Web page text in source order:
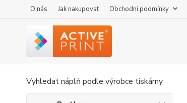
O nás Jak nakupovat Obchodní podmínky
Vyhledat náplň podle výrobce tiskárny